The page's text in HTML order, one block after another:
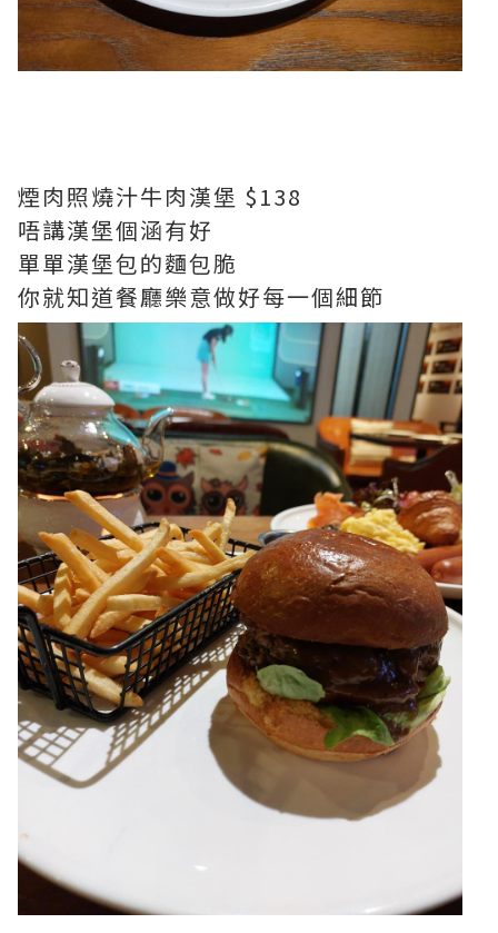
煙肉照燒汁牛肉漢堡 $138
唔講漢堡個涵有好
單單漢堡包的麵包脆
你就知道餐廳樂意做好每一個細節